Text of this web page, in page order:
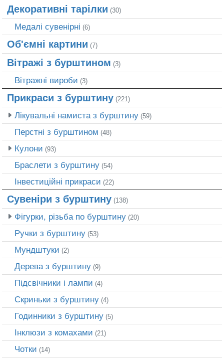
Декоративні тарілки (30)
Медалі сувенірні (6)
Об'ємні картини (7)
Вітражі з бурштином (3)
Вітражні вироби (3)
Прикраси з бурштину (221)
Лікувальні намиста з бурштину (59)
Перстні з бурштином (48)
Кулони (93)
Браслети з бурштину (54)
Інвестиційні прикраси (22)
Сувеніри з бурштину (138)
Фігурки, різьба по бурштину (20)
Ручки з бурштину (53)
Мундштуки (2)
Дерева з бурштину (9)
Підсвічники і лампи (4)
Скриньки з бурштину (4)
Годинники з бурштину (5)
Інклюзи з комахами (21)
Чотки (14)